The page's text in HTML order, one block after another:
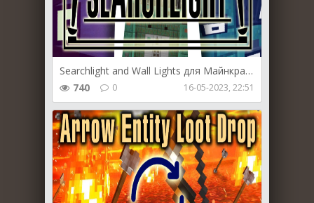
Searchlight and Wall Lights для Майнкрафт [1.19.4, 1.19.3, 1.19.2]
740
0 16-05-2023, 22:51